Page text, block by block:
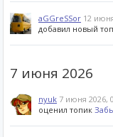
aGGreSSor 12
добавил новый
7 июня 2026
nyuk 7 июня 2026,
оценил топик